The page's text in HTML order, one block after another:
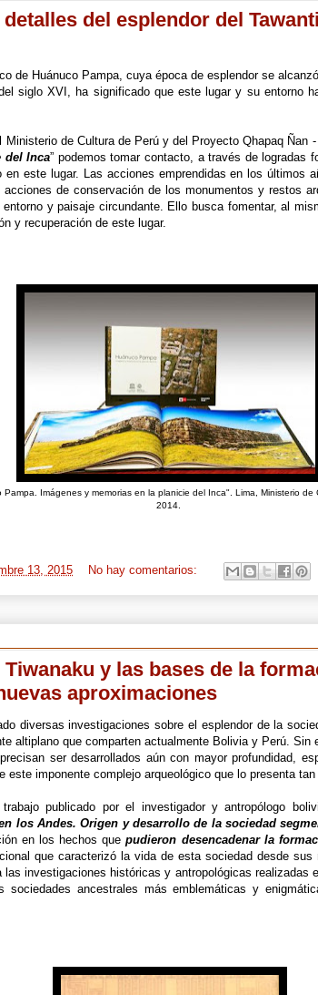
del esplendor del
de Huánuco Pampa, cuya época de esplendor se
siglo XVI, ha significado que este lugar y su entorno
de Cultura de Perú y del Proyecto Qhapaq Ñan
del Inca” podemos tomar contacto, a través de logradas
en este lugar. Las acciones emprendidas en los últimos
de conservación de los monumentos y restos
y paisaje circundante. Ello busca fomentar, al
y recuperación de este lugar.
Imágenes y memorias en la planicie del Inca". Lima, Ministerio
2014.
13, 2015 No hay comentarios:
y las bases de la
aproximaciones
diversas investigaciones sobre el esplendor de la
altiplano que comparten actualmente Bolivia y Perú.
ser desarrollados aún con mayor profundidad,
imponente complejo arqueológico que lo presenta
publicado por el investigador y antropólogo
los Andes. Origen y desarrollo de la sociedad
en los hechos quepudieron desencadenar la
que caracterizó la vida de esta sociedad desde
investigaciones históricas y antropológicas realizadas
sociedades ancestrales más emblemáticas y